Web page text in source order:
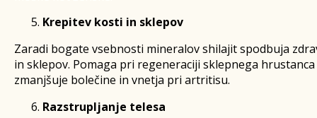
Krepitev kosti in sklepov
Zaradi bogate vsebnosti mineralov shilajit spodbuja
in sklepov. Pomaga pri regeneraciji sklepnega
zmanjšuje bolečine in vnetja pri artritisu.
Razstrupljanje telesa